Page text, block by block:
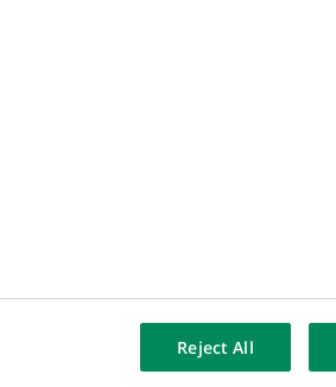
Reject All